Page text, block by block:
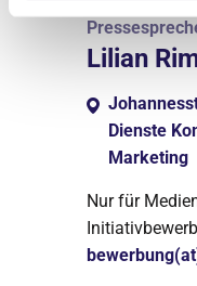
Lilian
Dienste
Marketing
Nur für